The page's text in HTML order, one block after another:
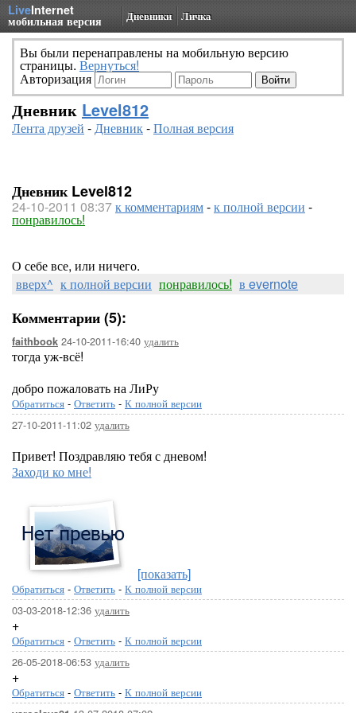
LiveInternet
мобильная версия Дневники Личка
Вы были перенаправлены на мобильную версию
страницы. Вернуться!
Авторизация
Дневник Level812
Лента друзей -Дневник-Полная версия
Дневник Level812
24-10-2011 08:37к комментариям-к полной версии -
понравилось!
О себе все, или ничего.
вверх^ к полной версии понравилось! в evernote
Комментарии (5):
faithbook 24-10-2011-16:40 удалить
тогда уж-всё!
добро пожаловать на ЛиРу
Обратиться - Ответить - К полной версии
27-10-2011-11:02 удалить
Привет! Поздравляю тебя с дневом!
Заходи ко мне!
[показать]
Обратиться - Ответить - К полной версии
03-03-2018-12:36 удалить
+
Обратиться - Ответить - К полной версии
26-05-2018-06:53 удалить
+
Обратиться - Ответить - К полной версии